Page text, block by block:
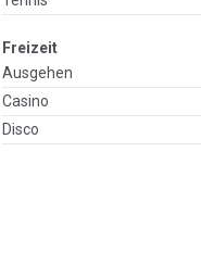
Freizeit
Ausgehen
Casino
Disco